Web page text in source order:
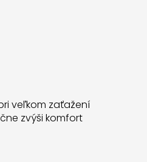
veľkom zaťažení
zvýši komfort